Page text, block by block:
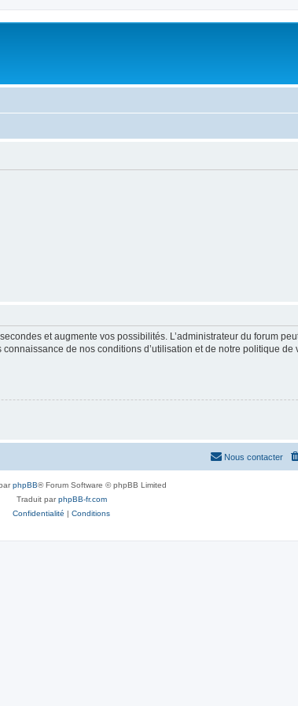
et augmente vos possibilités. L’administrateur du forum
de nos conditions d’utilisation et de notre politique
Nous contacter
phpBB® Forum Software © phpBB Limited
Traduit parphpBB-fr.com
Confidentialité | Conditions